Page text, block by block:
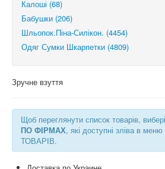
Калоші (68)
Бабушки (206)
Шльопок.Піна-Силікон. (4454)
Одяг Сумки Шкарпетки (4809)
Зручне взуття
Щоб переглянути список товарів,
ПО ФІРМАХ, які доступні зліва в
ТОВАРІВ.